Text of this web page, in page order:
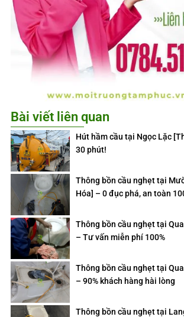
Bài viết liên quan
Hút hầm cầu tại Ngọc Lặc
30 phút!
Thông bồn cầu nghẹt tại
Hóa] – 0 đục phá, an toàn
Thông bồn cầu nghẹt tại
– Tư vấn miễn phí 100%
Thông bồn cầu nghẹt tại
– 90% khách hàng hài lòng
Thông bồn cầu nghẹt tại